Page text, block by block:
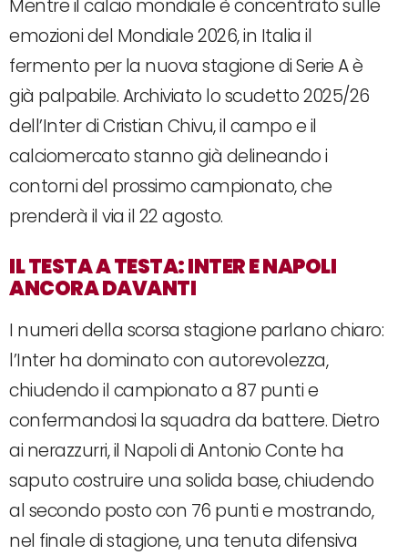
Mentre il calcio mondiale è concentrato sulle
emozioni del Mondiale 2026, in Italia il
fermento per la nuova stagione di Serie A è
già palpabile. Archiviato lo scudetto 2025/26
dell’Inter di Cristian Chivu, il campo e il
calciomercato stanno già delineando i
contorni del prossimo campionato, che
prenderà il via il 22 agosto.
IL TESTA A TESTA: INTER E NAPOLI
ANCORA DAVANTI
I numeri della scorsa stagione parlano chiaro:
l’Inter ha dominato con autorevolezza,
chiudendo il campionato a 87 punti e
confermandosi la squadra da battere. Dietro
ai nerazzurri, il Napoli di Antonio Conte ha
saputo costruire una solida base, chiudendo
al secondo posto con 76 punti e mostrando,
nel finale di stagione, una tenuta difensiva